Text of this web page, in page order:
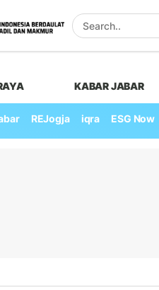
KABAR JABAR
REJogja iqra ESG Now